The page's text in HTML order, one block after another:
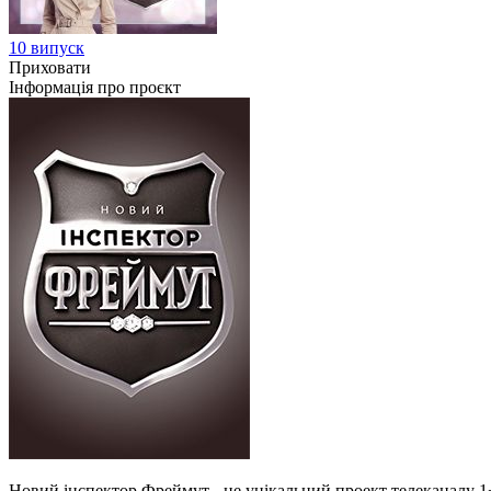
10 випуск
Приховати
Інформація про проєкт